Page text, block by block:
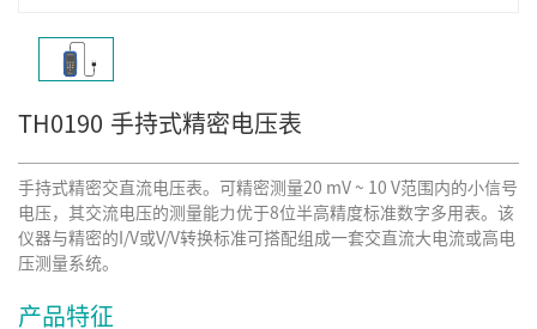
TH0190 手持式精密电压表
手持式精密交直流电压表。可精密测量20 mV ~ 10 V范围内的⼩信号
电压，其交流电压的测量能⼒优于8位半⾼精度标准数字多⽤表。该
仪器与精密的I/V或V/V转换标准可搭配组成⼀套交直流⼤电流或⾼电
压测量系统。
产品特征